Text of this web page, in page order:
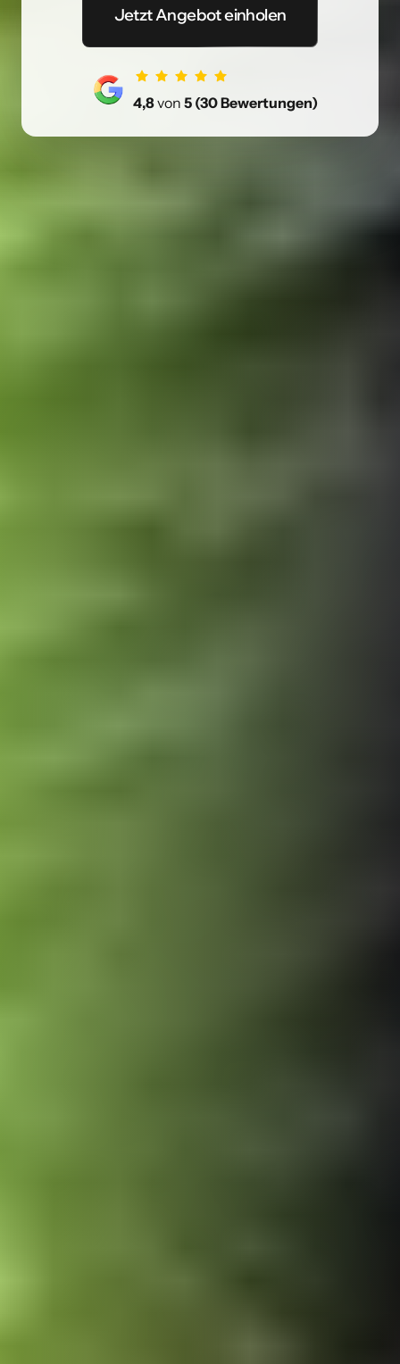
Jetzt Angebot einholen
4,8 von 5 (30 Bewertungen)